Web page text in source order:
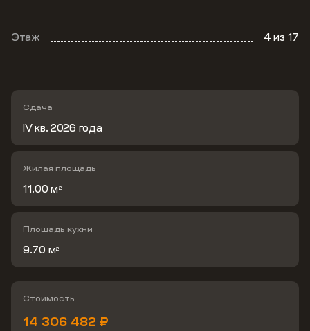
Этаж 4из 17
Сдача
IV кв. 2026 года
Жилая площадь
11.00 м 2
Площадь кухни
9.70 м2
Стоимость
14 306 482 ₽